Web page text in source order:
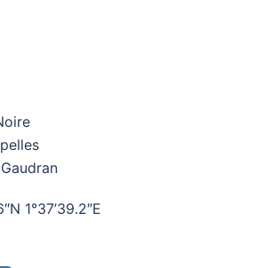
1°37’39.2″E